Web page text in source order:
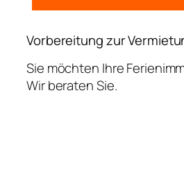
Vorbereitung zur
Sie möchten Ihre
Wir beraten Sie.